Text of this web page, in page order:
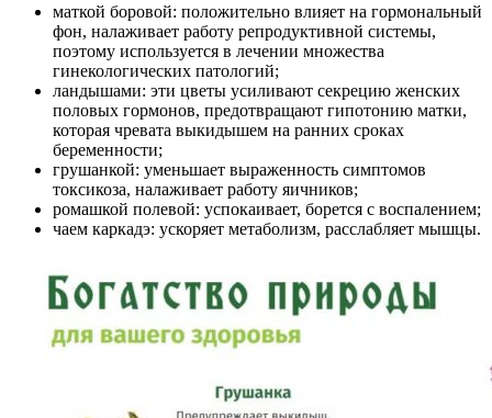
маткой боровой: положительно влияет на гормональный
фон, налаживает работу репродуктивной системы,
поэтому используется в лечении множества
гинекологических патологий;
ландышами: эти цветы усиливают секрецию женских
половых гормонов, предотвращают гипотонию матки,
которая чревата выкидышем на ранних сроках
беременности;
грушанкой: уменьшает выраженность симптомов
токсикоза, налаживает работу яичников;
ромашкой полевой: успокаивает, борется с воспалением;
чаем каркадэ: ускоряет метаболизм, расслабляет мышцы.